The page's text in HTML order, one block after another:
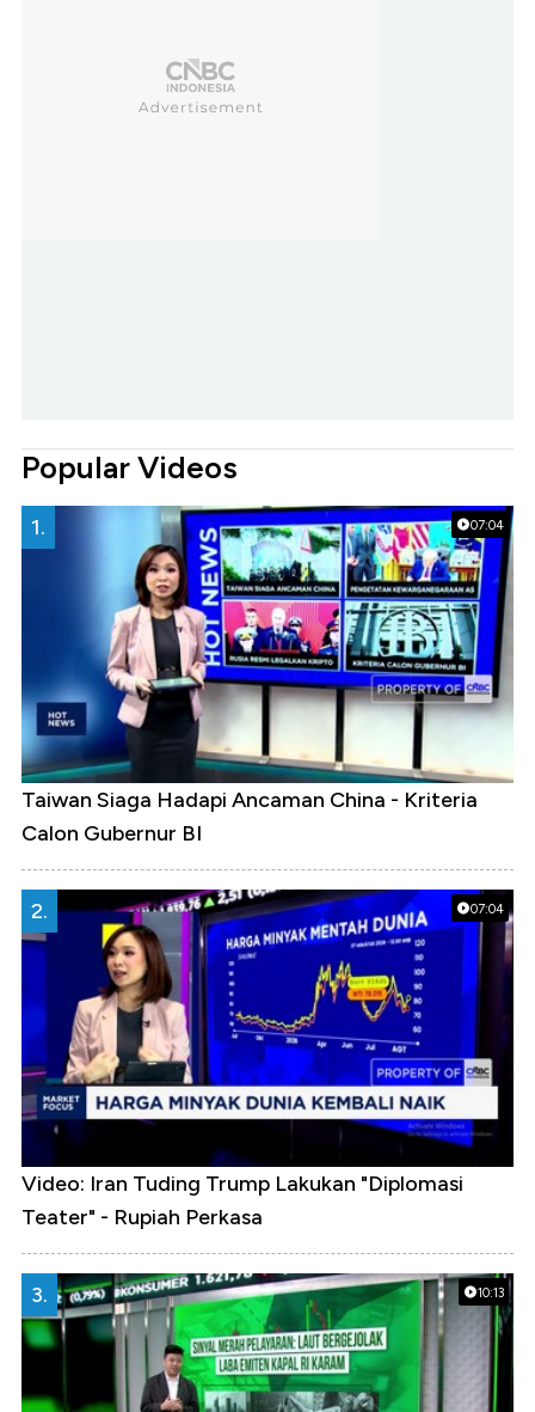
Popular Videos
07:04
1.
Taiwan Siaga Hadapi Ancaman China - Kriteria
Calon Gubernur BI
07:04
2.
Video: Iran Tuding Trump Lakukan "Diplomasi
Teater" - Rupiah Perkasa
10:13
3.